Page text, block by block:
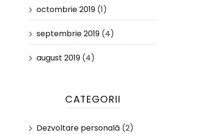
octombrie 2019(1)
septembrie 2019(4)
august 2019(4)
CATEGORII
Dezvoltare personală (2)